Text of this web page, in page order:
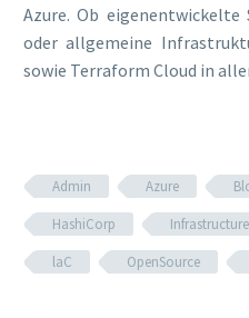
Azure. Ob
oder allgemeine
sowie Terraform Cloud in
Admin Azure
HashiCorp
laC
OpenSource